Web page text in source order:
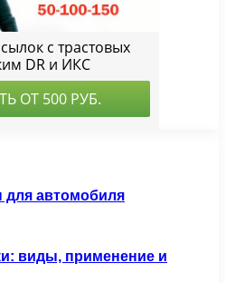
автомобиля
виды, применение и